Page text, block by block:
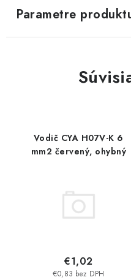
Parametre
Vodič CYA H07V-K 6
mm2 červený, ohybný
€0,83 bez DPH
€1,02